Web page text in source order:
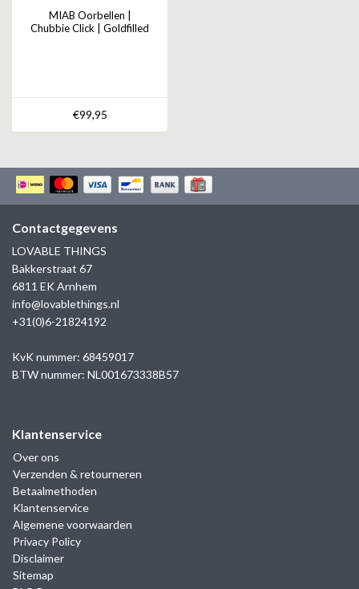
MIAB Oorbellen |
Chubbie Click | Goldfilled
€99,95
Contactgegevens
LOVABLE THINGS
Bakkerstraat 67
6811 EK Arnhem
info@lovablethings.nl
+31(0)6-21824192
KvK nummer: 68459017
BTW nummer: NL001673338B57
Klantenservice
Over ons
Verzenden & retourneren
Betaalmethoden
Klantenservice
Algemene voorwaarden
Privacy Policy
Disclaimer
Sitemap